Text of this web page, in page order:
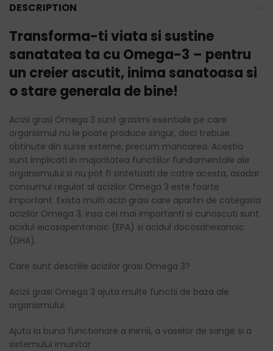
DESCRIPTION
Transforma-ti viata si sustine
sanatatea ta cu Omega-3 – pentru
un creier ascutit, inima sanatoasa si
o stare generala de bine!
Acizii grasi Omega 3 sunt grasimi esentiale pe care
organismul nu le poate produce singur, deci trebuie
obtinute din surse externe, precum mancarea. Acestia
sunt implicati in majoritatea functiilor fundamentale ale
organismului si nu pot fi sintetizati de catre acesta, asadar
consumul regulat al acizilor Omega 3 este foarte
important. Exista multi acizi grasi care apartin de categoria
acizilor Omega 3, insa cei mai importanti si cunoscuti sunt
acidul eicosapentanoic (EPA) si acidul docosahexanoic
(DHA).
Care sunt descriile acizilor grasi Omega 3?
Acizii grasi Omega 3 ajuta multe functii de baza ale
organismului:
Ajuta la buna functionare a inimii, a vaselor de sange si a
sistemului imunitar